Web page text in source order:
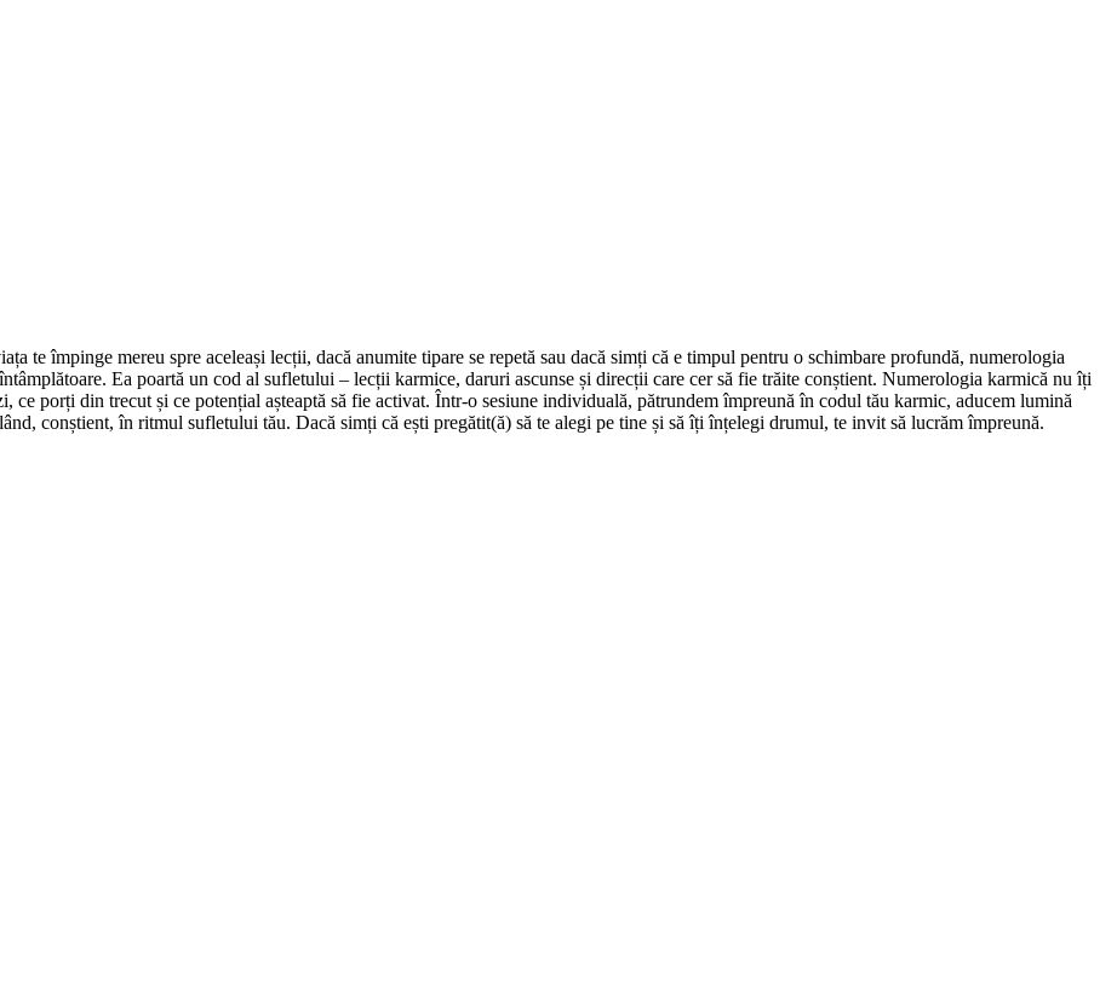
te împinge mereu spre aceleași lecții, dacă anumite tipare se repetă sau dacă simți că e timpul pentru o schimbare profundă, numerologia
Ea poartă un cod al sufletului – lecții karmice, daruri ascunse și direcții care cer să fie trăite conștient. Numerologia karmică nu îți
ce porți din trecut și ce potențial așteaptă să fie activat. Într-o sesiune individuală, pătrundem împreună în codul tău karmic, aducem lumină
conștient, în ritmul sufletului tău. Dacă simți că ești pregătit(ă) să te alegi pe tine și să îți înțelegi drumul, te invit să lucrăm împreună.